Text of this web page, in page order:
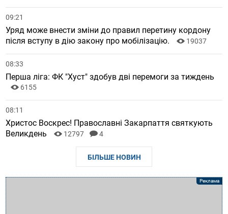
09:21
Уряд може внести зміни до правил перетину кордону
після вступу в дію закону про мобілізацію.
19037
08:33
Перша ліга: ФК "Хуст" здобув дві перемоги за тиждень
6155
08:11
Христос Воскрес! Православні Закарпаття святкують
Великдень
12797 4
БІЛЬШЕ НОВИН